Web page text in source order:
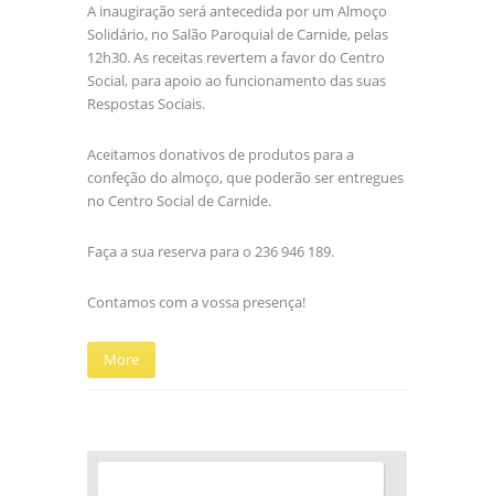
A inaugiração será antecedida por um Almoço
Solidário, no Salão Paroquial de Carnide, pelas
12h30. As receitas revertem a favor do Centro
Social, para apoio ao funcionamento das suas
Respostas Sociais.
Aceitamos donativos de produtos para a
confeção do almoço, que poderão ser entregues
no Centro Social de Carnide.
Faça a sua reserva para o 236 946 189.
Contamos com a vossa presença!
More